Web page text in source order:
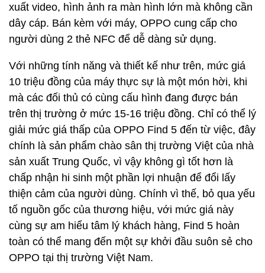
xuất video, hình ảnh ra màn hình lớn mà không cần
dây cáp. Bán kèm với máy, OPPO cung cấp cho
người dùng 2 thẻ NFC để dễ dàng sử dụng.
Với những tính năng và thiết kế như trên, mức giá
10 triệu đồng của máy thực sự là một món hời, khi
mà các đối thủ có cùng cấu hình đang được bán
trên thị trường ở mức 15-16 triệu đồng. Chỉ có thể lý
giải mức giá thấp của OPPO Find 5 đến từ việc, đây
chính là sản phẩm chào sân thị trường Việt của nhà
sản xuất Trung Quốc, vì vậy không gì tốt hơn là
chấp nhận hi sinh một phần lợi nhuận để đổi lấy
thiện cảm của người dùng. Chính vì thế, bỏ qua yếu
tố nguồn gốc của thương hiệu, với mức giá này
cùng sự am hiểu tâm lý khách hàng, Find 5 hoàn
toàn có thể mang đến một sự khởi đầu suôn sẻ cho
OPPO tại thị trường Việt Nam.